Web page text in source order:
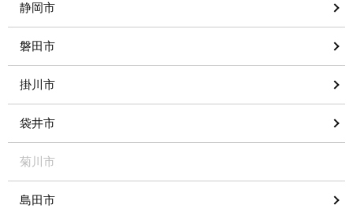
静岡市
磐田市
掛川市
袋井市
菊川市
島田市